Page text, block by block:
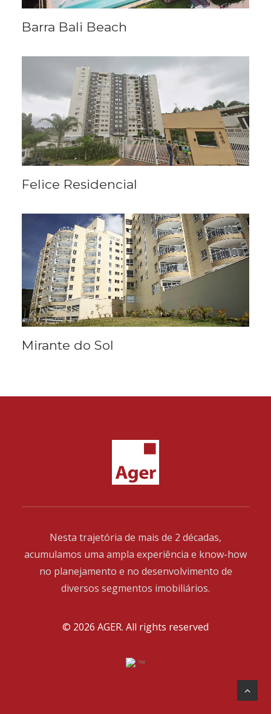
Barra Bali Beach
Felice Residencial
Mirante do Sol
Nesta trajetória de mais de 2 décadas,
acumulamos uma ampla experiência e know-how
no planejamento e no desenvolvimento de
diversos segmentos imobiliários.
© 2026 AGER. All rights reserved
™